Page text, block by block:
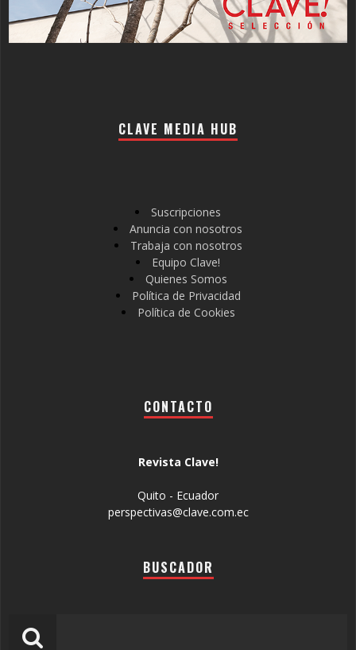
CLAVE MEDIA HUB
Suscripciones
Anuncia con nosotros
Trabaja con nosotros
Equipo Clave!
Quienes Somos
Política de Privacidad
Política de Cookies
CONTACTO
Revista Clave!
Quito - Ecuador
perspectivas@clave.com.ec
BUSCADOR